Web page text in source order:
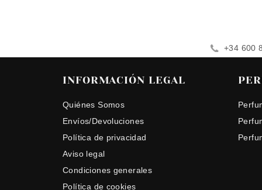
+34 600
INFORMACIÓN LEGAL
Quiénes Somos
Envíos/Devoluciones
Política de privacidad
Aviso legal
Condiciones generales
Política de cookies